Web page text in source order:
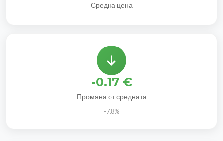
Средна цена
-0.17 €
Промяна от средната
-7.8%